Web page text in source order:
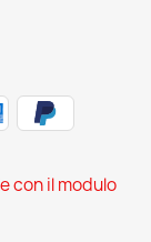
con il modulo